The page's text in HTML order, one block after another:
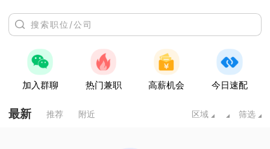
加入群聊 热门兼职 高薪机会 今日速配
最新 推荐 附近 区域 筛选